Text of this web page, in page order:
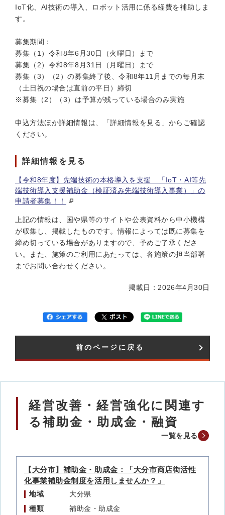
IoT化、AI技術の導入、ロボット活用に係る経費を補助しま
す。
募集期間：
募集（1）令和8年6月30日（火曜日）まで
募集（2）令和8年8月31日（月曜日）まで
募集（3）（2）の募集終了後、令和8年11月までの毎月末
（土日祝の場合は直前の平日）締切
※募集（2）（3）は予算が残っている場合のみ実施
申込方法ほか詳細情報は、「詳細情報を見る」からご確認
ください。
詳細情報を見る
【令和8年度】先端技術の本格導入を支援 「IоT・AI等先
端技術導入支援補助金（検証済み先端技術導入事業）」の
申請者募集！！
上記の情報は、国や県等のサイトや公表資料から中小機構
が収集し、掲載したものです。情報によっては既に募集を
締め切っている場合がありますので、予めご了承くださ
い。また、施策のご利用にあたっては、各施策の担当部署
までお問い合わせください。
掲載日：2026年4月30日
前のページに戻る
経営改善・経営強化に関連す
る補助金・助成金・融資
一覧を見る
【大分市】補助金・助成金：「大分市商店街活性
化事業補助金制度を活用しませんか？」
地域
大分県
種類
補助金・助成金